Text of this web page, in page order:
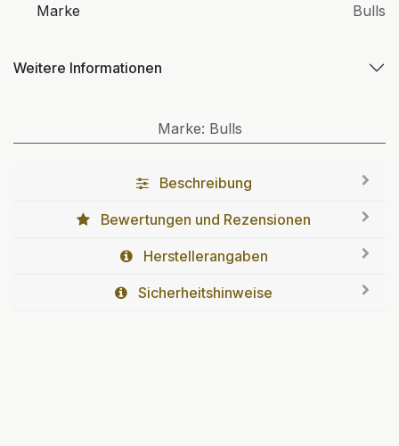
Marke Bulls
Weitere Informationen
Marke: Bulls
Beschreibung
Bewertungen und Rezensionen
Herstellerangaben
Sicherheitshinweise